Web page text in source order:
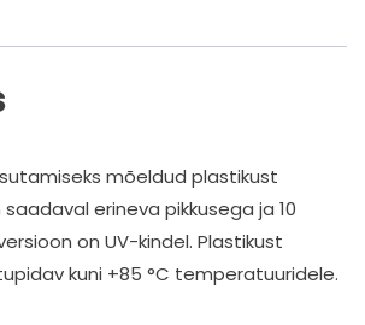
mõeldud plastikust
erineva pikkusega ja 10
on UV-kindel. Plastikust
kuni +85 °C temperatuuridele.